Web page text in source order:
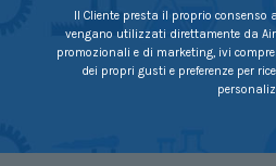
Il Cliente presta il proprio
vengano utilizzati direttamente da
promozionali e di marketing, ivi
dei propri gusti e preferenze per